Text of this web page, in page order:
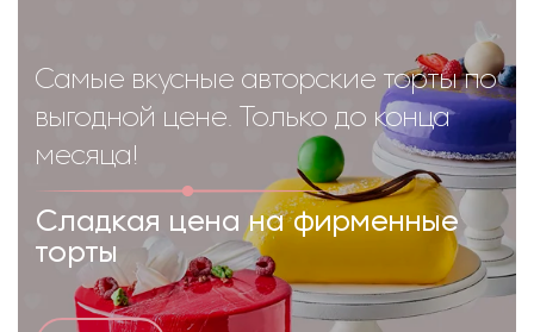
Самые вкусные авторские торты по
выгодной цене. Только до конца
месяца!
Сладкая цена на фирменные
торты